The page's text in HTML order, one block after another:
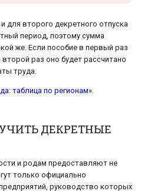
для второго декретного отпуска
период, поэтому сумма
же. Если пособие в первый раз
раз оно будет рассчитано
труда.
таблица по регионам».
ДЕКРЕТНЫЕ
и родам предоставляют не
только официально
руководство которых